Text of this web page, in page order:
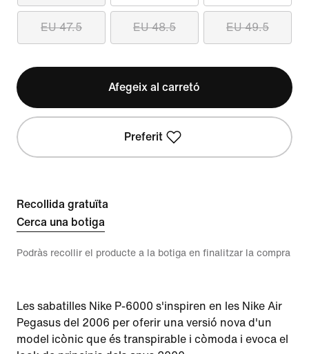
EU 47.5 EU 48.5 EU 49.5
Afegeix al carretó
Preferit
Recollida gratuïta
Cerca una botiga
Podràs recollir el producte a la botiga en finalitzar la compra
Les sabatilles Nike P-6000 s'inspiren en les Nike Air
Pegasus del 2006 per oferir una versió nova d'un
model icònic que és transpirable i còmoda i evoca el